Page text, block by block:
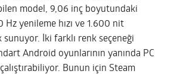
model, 9,06 inç boyutundaki
Hz yenileme hızı ve 1.600 nit
sunuyor. İki farklı renk seçeneği
Android oyunlarının yanında PC
Bunun için Steam